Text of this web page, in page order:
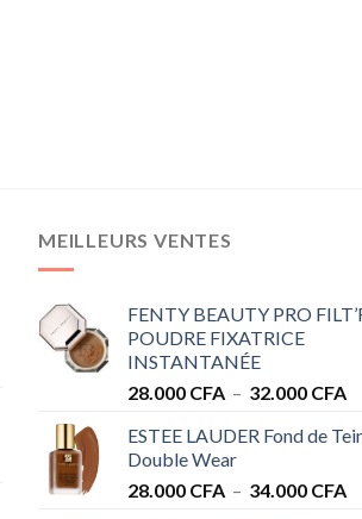
MEILLEURS VENTES
FENTY BEAUTY PRO
POUDRE FIXATRICE
INSTANTANÉE
28.000 CFA – 32.000 CFA
à
ESTEE LAUDER Fond de
Double Wear
28.000 CFA – 34.000 CFA